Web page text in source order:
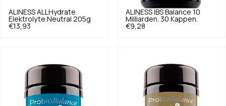
ALINESS ALLHydrate
Elektrolyte Neutral 205g
€13,93
ALINESS IBS Balance 10
Milliarden. 30 Kappen.
€9,28